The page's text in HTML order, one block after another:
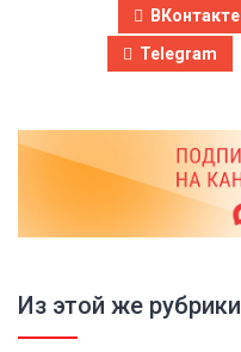
ВКонтакте
Telegram
Из этой же рубрики